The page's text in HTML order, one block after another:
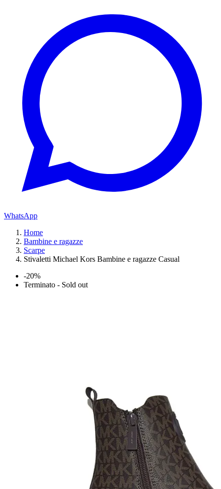
WhatsApp
Home
Bambine e ragazze
Scarpe
Stivaletti Michael Kors Bambine e ragazze Casual
-20%
Terminato - Sold out